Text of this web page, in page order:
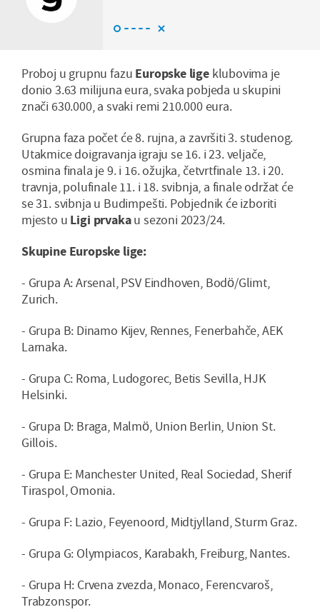
Proboj u grupnu fazu Europske ligeklubovima je
donio 3.63 milijuna eura, svaka pobjeda u skupini
znači 630.000, a svaki remi 210.000 eura.
Grupna faza počet će 8. rujna, a završiti 3. studenog.
Utakmice doigravanja igraju se 16. i 23. veljače,
osmina finala je 9. i 16. ožujka, četvrtfinale 13. i 20.
travnja, polufinale 11. i 18. svibnja, a finale održat će
se 31. svibnja u Budimpešti. Pobjednik će izboriti
mjesto u Ligi prvakau sezoni 2023/24.
Skupine Europske lige:
- Grupa A: Arsenal, PSV Eindhoven, Bodö/Glimt,
Zurich.
- Grupa B: Dinamo Kijev, Rennes, Fenerbahče, AEK
Larnaka.
- Grupa C: Roma, Ludogorec, Betis Sevilla, HJK
Helsinki.
- Grupa D: Braga, Malmö, Union Berlin, Union St.
Gillois.
- Grupa E: Manchester United, Real Sociedad, Sherif
Tiraspol, Omonia.
- Grupa F: Lazio, Feyenoord, Midtjylland, Sturm Graz.
- Grupa G: Olympiacos, Karabakh, Freiburg, Nantes.
- Grupa H: Crvena zvezda, Monaco, Ferencvaroš,
Trabzonspor.